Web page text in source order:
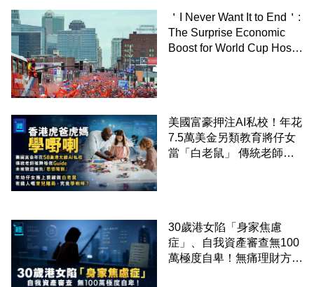
＇I Never Want It to End＇:
The Surprise Economic
Boost for World Cup Host
美國富豪押注AI私校！年花
7.5萬美金另類教育將仔女
當「白老鼠」 傳統老師被
30歲港女陷「身家焦慮
症」、自我資產審查無100
萬極度自卑！無痛理財方